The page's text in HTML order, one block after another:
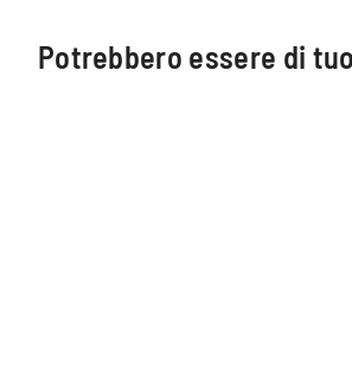
Potrebbero essere di